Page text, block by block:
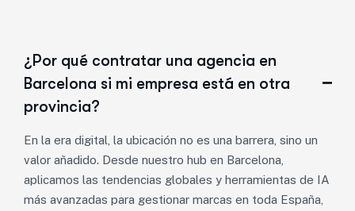
¿Por qué contratar una agencia en
Barcelona si mi empresa está en otra
provincia?
En la era digital, la ubicación no es una barrera, sino un
valor añadido. Desde nuestro hub en Barcelona,
aplicamos las tendencias globales y herramientas de IA
más avanzadas para gestionar marcas en toda España,